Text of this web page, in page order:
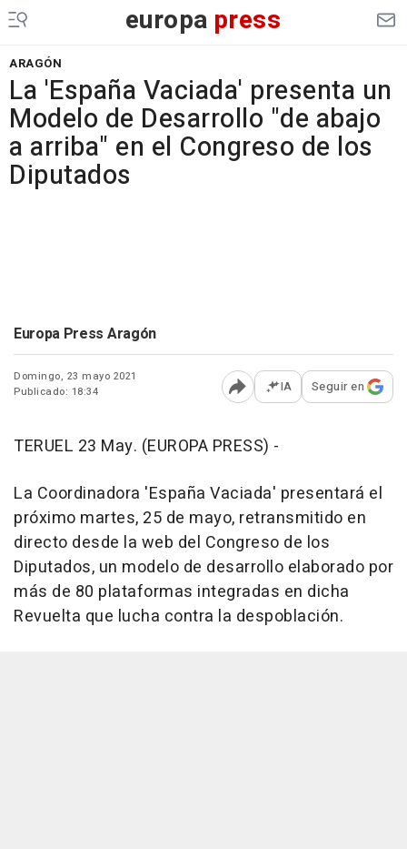
europa press
ARAGÓN
La 'España Vaciada' presenta un
Modelo de Desarrollo "de abajo
a arriba" en el Congreso de los
Diputados
Europa Press Aragón
Domingo, 23 mayo 2021
Publicado: 18:34
Abrir opciones para
IA Seguir en
TERUEL 23 May. (EUROPA PRESS) -
La Coordinadora 'España Vaciada' presentará el
próximo martes, 25 de mayo, retransmitido en
directo desde la web del Congreso de los
Diputados, un modelo de desarrollo elaborado por
más de 80 plataformas integradas en dicha
Revuelta que lucha contra la despoblación.